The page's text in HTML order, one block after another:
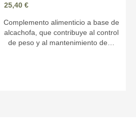
25,40 €
Complemento alimenticio a base de
alcachofa, que contribuye al control
de peso y al mantenimiento de…